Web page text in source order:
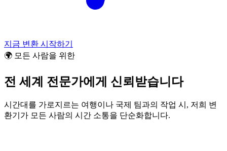
지금 변환 시작하기
🌍 모든 사람을 위한
전 세계 전문가에게 신뢰받습니다
시간대를 가로지르는 여행이나 국제 팀과의 작업 시, 저희 변
환기가 모든 사람의 시간 소통을 단순화합니다.